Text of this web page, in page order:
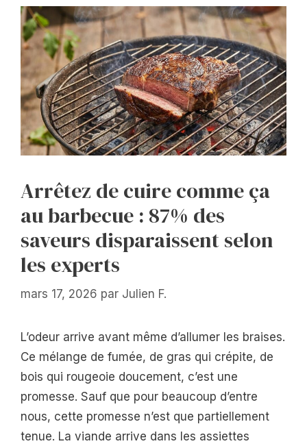
Arrêtez de cuire comme ça
au barbecue : 87% des
saveurs disparaissent selon
les experts
mars 17, 2026 par Julien F.
L’odeur arrive avant même d’allumer les braises.
Ce mélange de fumée, de gras qui crépite, de
bois qui rougeoie doucement, c’est une
promesse. Sauf que pour beaucoup d’entre
nous, cette promesse n’est que partiellement
tenue. La viande arrive dans les assiettes